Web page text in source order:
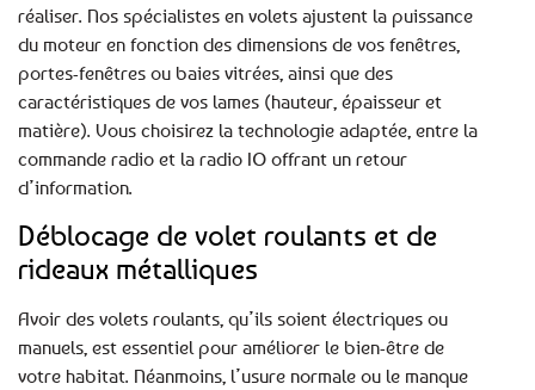
réaliser. Nos spécialistes en volets ajustent la puissance
du moteur en fonction des dimensions de vos fenêtres,
portes-fenêtres ou baies vitrées, ainsi que des
caractéristiques de vos lames (hauteur, épaisseur et
matière). Vous choisirez la technologie adaptée, entre la
commande radio et la radio IO offrant un retour
d’information.
Déblocage de volet roulants et de
rideaux métalliques
Avoir des volets roulants, qu’ils soient électriques ou
manuels, est essentiel pour améliorer le bien-être de
votre habitat. Néanmoins, l’usure normale ou le manque